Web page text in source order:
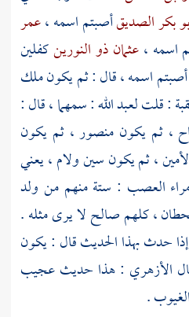
بكر الصديقأصبتم اسمه ،عمر
اسمه ،عثمان ذو النورينكفلين
أصبتم اسمه ، قال : ثم يكون ملك
: قلتلعبد الله: سمهما ، قال :
، ثم يكون منصور، ثم يكون
، ثم يكون سين ولام ، يعني
العصب : ستة منهم من ولد
، كلهم صالح لا يرى مثله .
إذا حدث بهذا الحديث قال : يكون
الأزهري : هذا حديث عجيب
.